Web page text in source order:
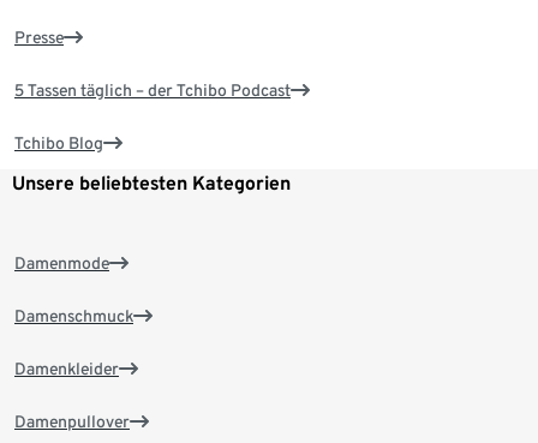
Presse
5 Tassen täglich – der Tchibo Podcast
Tchibo Blog
Unsere beliebtesten Kategorien
Damenmode
Damenschmuck
Damenkleider
Damenpullover